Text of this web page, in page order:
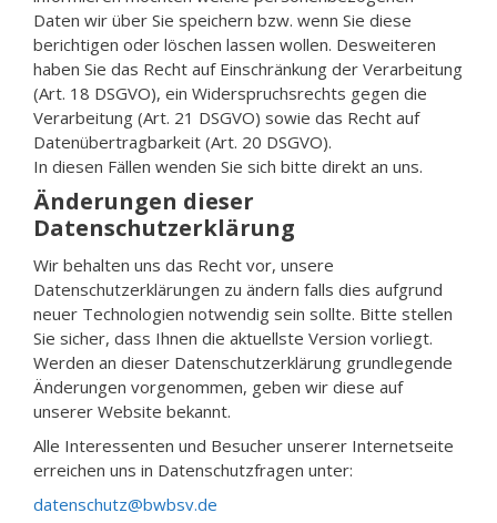
Daten wir über Sie speichern bzw. wenn Sie diese
berichtigen oder löschen lassen wollen. Desweiteren
haben Sie das Recht auf Einschränkung der Verarbeitung
(Art. 18 DSGVO), ein Widerspruchsrechts gegen die
Verarbeitung (Art. 21 DSGVO) sowie das Recht auf
Datenübertragbarkeit (Art. 20 DSGVO).
In diesen Fällen wenden Sie sich bitte direkt an uns.
Änderungen dieser
Datenschutzerklärung
Wir behalten uns das Recht vor, unsere
Datenschutzerklärungen zu ändern falls dies aufgrund
neuer Technologien notwendig sein sollte. Bitte stellen
Sie sicher, dass Ihnen die aktuellste Version vorliegt.
Werden an dieser Datenschutzerklärung grundlegende
Änderungen vorgenommen, geben wir diese auf
unserer Website bekannt.
Alle Interessenten und Besucher unserer Internetseite
erreichen uns in Datenschutzfragen unter:
datenschutz@bwbsv.de